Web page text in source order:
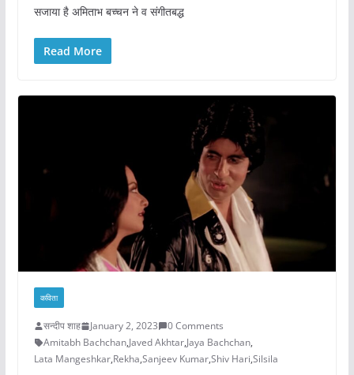
सजाया है अमिताभ बच्चन ने व संगीतबद्ध
Read More
कविता
सन्दीप शाह January 2, 2023
0 Comments
Amitabh Bachchan,Javed Akhtar,Jaya Bachchan,
Lata Mangeshkar,Rekha,Sanjeev Kumar,Shiv Hari,Silsila